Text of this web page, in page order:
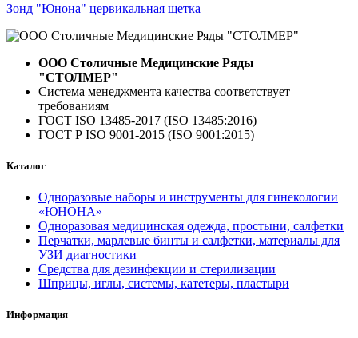
Зонд "Юнона" цервикальная щетка
ООО Столичные Медицинские Ряды
"СТОЛМЕР"
Система менеджмента качества соответствует
требованиям
ГОСТ ISO 13485-2017 (ISO 13485:2016)
ГОСТ Р ISO 9001-2015 (ISO 9001:2015)
Каталог
Одноразовые наборы и инструменты для гинекологии
«ЮНОНА»
Одноразовая медицинская одежда, простыни, салфетки
Перчатки, марлевые бинты и салфетки, материалы для
УЗИ диагностики
Средства для дезинфекции и стерилизации
Шприцы, иглы, системы, катетеры, пластыри
Информация